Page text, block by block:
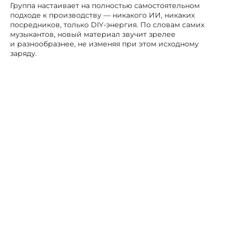
Группа настаивает на полностью самостоятельном
подходе к производству — никакого ИИ, никаких
посредников, только DIY-энергия. По словам самих
музыкантов, новый материал звучит зрелее
и разнообразнее, не изменяя при этом исходному
заряду.